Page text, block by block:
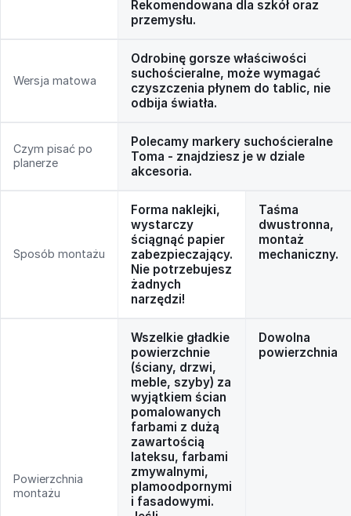
Rekomendowana dla szkół oraz
przemysłu.
Wersja matowa
Odrobinę gorsze właściwości
suchościeralne, może wymagać
czyszczenia płynem do tablic, nie
odbija światła.
Czym pisać po
planerze
Polecamy markery suchościeralne
Toma - znajdziesz je w dziale
akcesoria.
Sposób montażu
Forma naklejki,
wystarczy
ściągnąć papier
zabezpieczający.
Nie potrzebujesz
żadnych
narzędzi!
Taśma
dwustronna,
montaż
mechaniczny.
Powierzchnia
montażu
Wszelkie gładkie
powierzchnie
(ściany, drzwi,
meble, szyby) za
wyjątkiem ścian
pomalowanych
farbami z dużą
zawartością
lateksu, farbami
zmywalnymi,
plamoodpornymi
i fasadowymi.
Dowolna
powierzchnia